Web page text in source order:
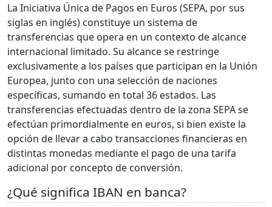
La Iniciativa Única de Pagos en Euros (SEPA, por sus
siglas en inglés) constituye un sistema de
transferencias que opera en un contexto de alcance
internacional limitado. Su alcance se restringe
exclusivamente a los países que participan en la Unión
Europea, junto con una selección de naciones
específicas, sumando en total 36 estados. Las
transferencias efectuadas dentro de la zona SEPA se
efectúan primordialmente en euros, si bien existe la
opción de llevar a cabo transacciones financieras en
distintas monedas mediante el pago de una tarifa
adicional por concepto de conversión.
¿Qué significa IBAN en banca?